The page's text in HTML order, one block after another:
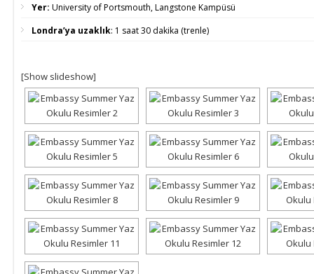
Yer: University of Portsmouth, Langstone Kampüsü
Londra’ya uzaklık: 1 saat 30 dakika (trenle)
[Show slideshow]